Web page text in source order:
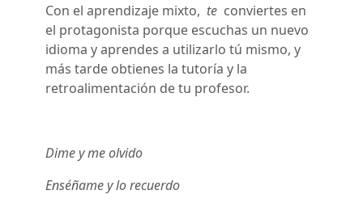
Con el aprendizaje mixto, te conviertes en
el protagonista porque escuchas un nuevo
idioma y aprendes a utilizarlo tú mismo, y
más tarde obtienes la tutoría y la
retroalimentación de tu profesor.
Dime y me olvido
Enséñame y lo recuerdo